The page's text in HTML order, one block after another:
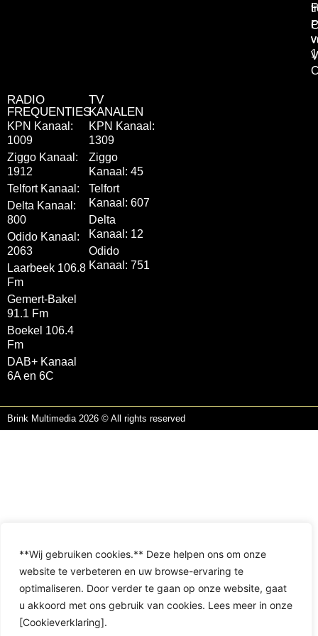
**Wij gebruiken cookies.** Deze helpen ons om onze
website te verbeteren en uw browse-ervaring te
optimaliseren. Door verder te gaan op onze website, gaat
u akkoord met ons gebruik van cookies. Lees meer in onze
[Cookieverklaring].
RADIO
FREQUENTIES
KPN Kanaal:
1009
Ziggo Kanaal:
1912
Telfort Kanaal:
Delta Kanaal:
800
Odido Kanaal:
2063
Laarbeek 106.8
Fm
Gemert-Bakel
91.1 Fm
Boekel 106.4
Fm
DAB+ Kanaal
6A en 6C
TV
KANALEN
KPN Kanaal:
1309
Ziggo
Kanaal: 45
Telfort
Kanaal: 607
Delta
Kanaal: 12
Odido
Kanaal: 751
Brink Multimedia 2026 © All rights reserved